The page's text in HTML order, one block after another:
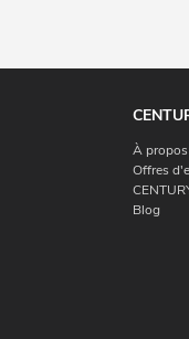
À
Offres
Blog